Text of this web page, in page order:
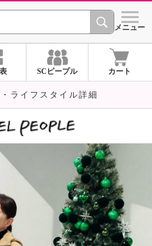
CHANNEL シメニュー
SCピープル カート
ライフスタイル詳細